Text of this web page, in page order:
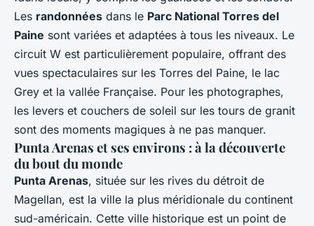
Les randonnées dans le Parc National Torres del
Paine sont variées et adaptées à tous les niveaux. Le
circuit W est particulièrement populaire, offrant des
vues spectaculaires sur les Torres del Paine, le lac
Grey et la vallée Française. Pour les photographes,
les levers et couchers de soleil sur les tours de granit
sont des moments magiques à ne pas manquer.
Punta Arenas et ses environs : à la découverte
du bout du monde
Punta Arenas, située sur les rives du détroit de
Magellan, est la ville la plus méridionale du continent
sud-américain. Cette ville historique est un point de